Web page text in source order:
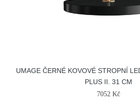
UMAGE ČERNÉ KOVOVÉ STROPNÍ
PLUS II. 31 CM
7052 Kč